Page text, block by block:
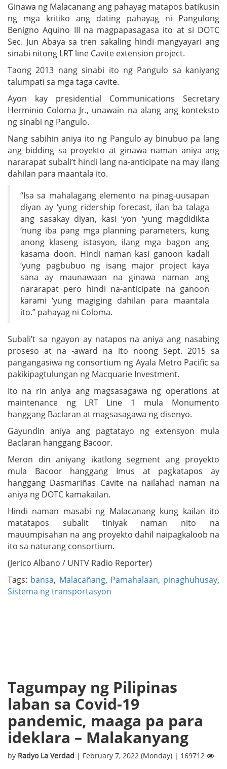
Ginawa ng Malacanang ang pahayag matapos batikusin
ng mga kritiko ang dating pahayag ni Pangulong
Benigno Aquino III na magpapasagasa ito at si DOTC
Sec. Jun Abaya sa tren sakaling hindi mangyayari ang
sinabi nitong LRT line Cavite extension project.
Taong 2013 nang sinabi ito ng Pangulo sa kaniyang
talumpati sa mga taga cavite.
Ayon kay presidential Communications Secretary
Herminio Coloma Jr., unawain na alang ang konteksto
ng sinabi ng Pangulo.
Nang sabihin aniya ito ng Pangulo ay binubuo pa lang
ang bidding sa proyekto at ginawa naman aniya ang
nararapat subali’t hindi lang na-anticipate na may ilang
dahilan para maantala ito.
“Isa sa mahalagang elemento na pinag-uusapan
diyan ay ‘yung ridership forecast, ilan ba talaga
ang sasakay diyan, kasi ‘yon ‘yung magdidikta
‘nung iba pang mga planning parameters, kung
anong klaseng istasyon, ilang mga bagon ang
kasama doon. Hindi naman kasi ganoon kadali
‘yung pagbubuo ng isang major project kaya
sana ay maunawaan na ginawa naman ang
nararapat pero hindi na-anticipate na ganoon
karami ‘yung magiging dahilan para maantala
ito.” pahayag ni Coloma.
Subali’t sa ngayon ay natapos na aniya ang nasabing
proseso at na -award na ito noong Sept. 2015 sa
pangangasiwa ng consortium ng Ayala Metro Pacific sa
pakikipagtulungan ng Macquarie Investment.
Ito na rin aniya ang magsasagawa ng operations at
maintenance ng LRT Line 1 mula Monumento
hanggang Baclaran at magsasagawa ng disenyo.
Gayundin aniya ang pagtatayo ng extensyon mula
Baclaran hanggang Bacoor.
Meron din aniyang ikatlong segment ang proyekto
mula Bacoor hanggang Imus at pagkatapos ay
hanggang Dasmariñas Cavite na nailahad naman na
aniya ng DOTC kamakailan.
Hindi naman masabi ng Malacanang kung kailan ito
matatapos subalit tiniyak naman nito na
mauumpisahan na ang proyekto dahil naipagkaloob na
ito sa naturang consortium.
(Jerico Albano / UNTV Radio Reporter)
Tags: bansa, Malacañang, Pamahalaan, pinaghuhusay,
Sistema ng transportasyon
Tagumpay ng Pilipinas
laban sa Covid-19
pandemic, maaga pa para
ideklara – Malakanyang
by Radyo La Verdad | February 7, 2022 (Monday) | 169712